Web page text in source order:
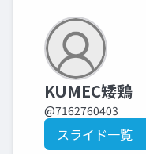
KUMEC矮鶏
@7162760403
スライド一覧